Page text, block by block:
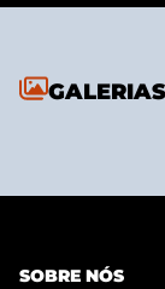
GALERIAS
SOBRE NÓS